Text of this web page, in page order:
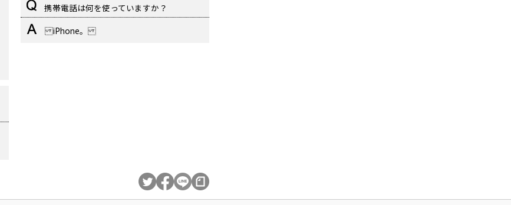
携帯電話は何を使っていますか？
iPhone。